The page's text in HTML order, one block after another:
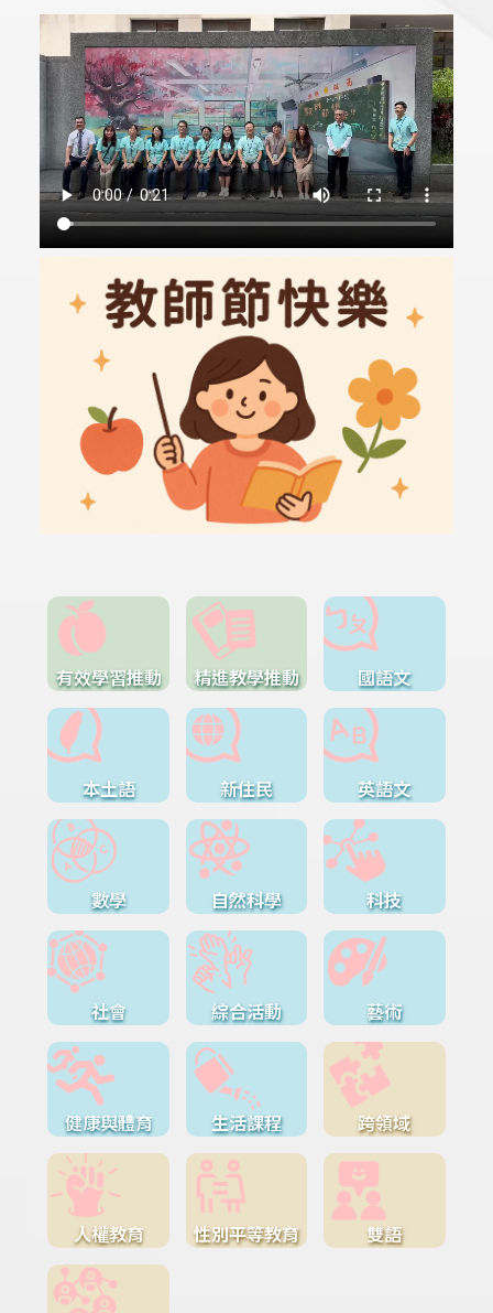
有效學習推動 精進教學推動 國語文
本土語 新住民 英語文
數學 自然科學 科技
社會 綜合活動 藝術
健康與體育 生活課程 跨領域
人權教育 性別平等教育 雙語